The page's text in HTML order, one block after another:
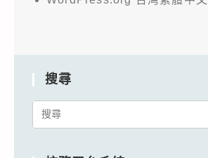
搜尋
Search